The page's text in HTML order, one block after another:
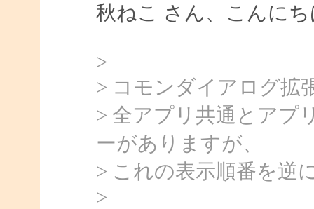
秋ねこ さん、こんにち
>
> コモンダイアログ拡
> 全アプリ共通とアプ
ーがありますが、
> これの表示順番を逆
>